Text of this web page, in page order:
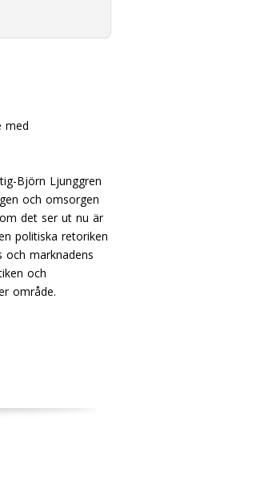
med
Björn Ljunggren
och omsorgen
det ser ut nu är
politiska retoriken
och marknadens
och
område.